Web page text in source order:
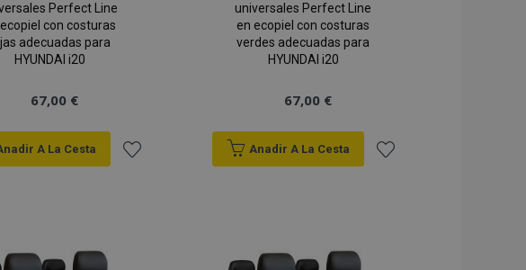
Perfect Line
con costuras
adecuadas para
HYUNDAI i20
67,00 €
A La Cesta
universales Perfect Line
en ecopiel con costuras
verdes adecuadas para
HYUNDAI i20
67,00 €
Anadir A La Cesta
Almacena ID de productos de productos